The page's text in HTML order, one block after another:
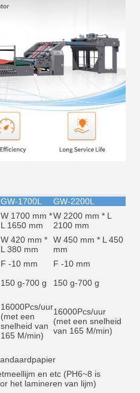
GW-1700L
GW-2200L
W 1700 mm *
L 1650 mm
W 2200 mm * L
2100 mm
W 420 mm *
L 380 mm
W 450 mm * L 450
mm
F -10 mm
F -10 mm
150 g-700 g 150 g-700 g
16000Pcs/uur
(met een
snelheid van
165 M/min)
16000Pcs/uur
(met een snelheid
van 165 M/min)
en etc (PH6~8 is
het lamineren van lijm)